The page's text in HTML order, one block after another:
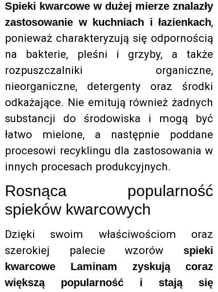
Spieki kwarcowe w dużej mierze znalazły
zastosowanie w kuchniach i łazienkach,
ponieważ charakteryzują się odpornością
na bakterie, pleśni i grzyby, a także
rozpuszczalniki organiczne,
nieorganiczne, detergenty oraz środki
odkażające. Nie emitują również żadnych
substancji do środowiska i mogą być
łatwo mielone, a następnie poddane
procesowi recyklingu dla zastosowania w
innych procesach produkcyjnych.
Rosnąca popularność
spieków kwarcowych
Dzięki swoim właściwościom oraz
szerokiej palecie wzorów spieki
kwarcowe Laminam zyskują coraz
większą popularność i stają się